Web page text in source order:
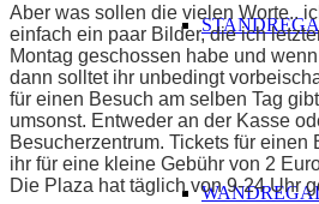
Aber was sollen die vielen Worte..
einfach ein paar Bilder, die ich
Montag geschossen habe und
dann solltet ihr unbedingt
für einen Besuch am selben Tag
umsonst. Entweder an der Kasse
Besucherzentrum. Tickets für einen
ihr für eine kleine Gebühr von 2
Die Plaza hat täglich von 9-24 Uhr